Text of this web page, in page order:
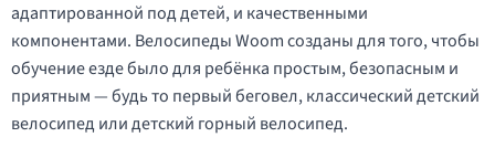
адаптированной под детей, и качественными
компонентами. Велосипеды Woom созданы для того, чтобы
обучение езде было для ребёнка простым, безопасным и
приятным — будь то первый беговел, классический детский
велосипед или детский горный велосипед.